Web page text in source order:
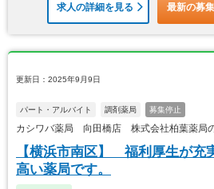
求人の詳細を見る 最新の募
更新日：2025年9月9日
パート・アルバイト 調剤薬局 募集停止
カシワバ薬局 向田橋店 株式会社柏葉薬局
【横浜市南区】 福利厚生が充
高い薬局です。